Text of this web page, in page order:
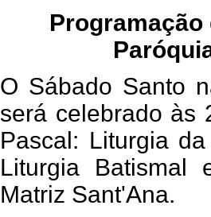
Programação
O Sábado Santo
será celebrado às
Pascal: Liturgia
Liturgia Batismal
Matriz Sant'Ana.